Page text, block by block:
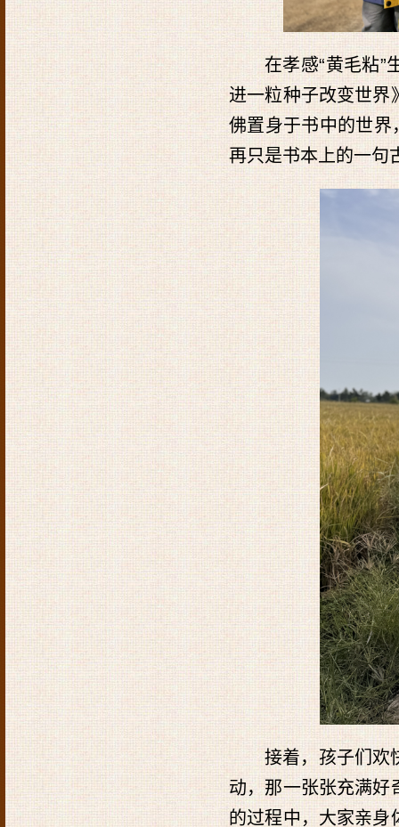
在孝感“黄毛粘”
进一粒种子改变世界
佛置身于书中的世界
再只是书本上的一句
接着，孩子们欢
动，那一张张充满好
的过程中，大家亲身